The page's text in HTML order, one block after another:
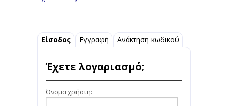
Είσοδος Εγγραφή Ανάκτηση κωδικού
Έχετε λογαριασμό;
Όνομα χρήστη: